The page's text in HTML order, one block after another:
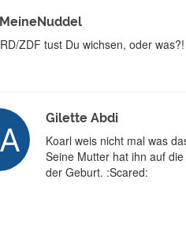
ZDF tust Du wichsen, oder was?!
Gilette Abdi
Koarl weis nicht mal was
Seine Mutter hat ihn auf
der Geburt. :Scared: